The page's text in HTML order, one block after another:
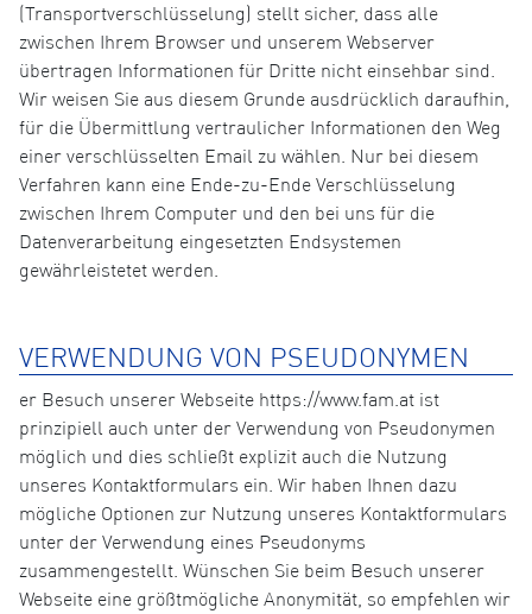
(Transportverschlüsselung) stellt sicher, dass alle
zwischen Ihrem Browser und unserem Webserver
übertragen Informationen für Dritte nicht einsehbar sind.
Wir weisen Sie aus diesem Grunde ausdrücklich daraufhin,
für die Übermittlung vertraulicher Informationen den Weg
einer verschlüsselten Email zu wählen. Nur bei diesem
Verfahren kann eine Ende-zu-Ende Verschlüsselung
zwischen Ihrem Computer und den bei uns für die
Datenverarbeitung eingesetzten Endsystemen
gewährleistetet werden.
VERWENDUNG VON PSEUDONYMEN
er Besuch unserer Webseite https://www.fam.at ist
prinzipiell auch unter der Verwendung von Pseudonymen
möglich und dies schließt explizit auch die Nutzung
unseres Kontaktformulars ein. Wir haben Ihnen dazu
mögliche Optionen zur Nutzung unseres Kontaktformulars
unter der Verwendung eines Pseudonyms
zusammengestellt. Wünschen Sie beim Besuch unserer
Webseite eine größtmögliche Anonymität, so empfehlen wir